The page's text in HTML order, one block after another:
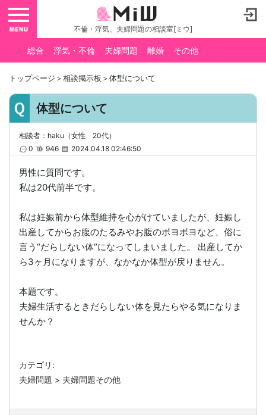
toggle navigation
不倫・浮気、夫婦問題の相談室[ミウ]
総合 浮気・不倫 夫婦問題 離婚 その他
トップページ ＞相談掲示板 ＞体型について
体型について
相談者：haku（女性 20代）
0
946 2024.04.18 02:46:50
男性に質問です。
私は20代前半です。
私は妊娠前から体型維持を心がけていましたが、妊娠し
出産してからお腹のたるみやお腹のボヨボヨなど、俗に
言う“だらしない体“になってしまいました。 出産してか
ら3ヶ月になりますが、なかなか体型が戻りません。
本題です。
夫婦生活するときだらしない体を見たらやる気になりま
せんか？
カテゴリ:
夫婦問題 > 夫婦問題その他